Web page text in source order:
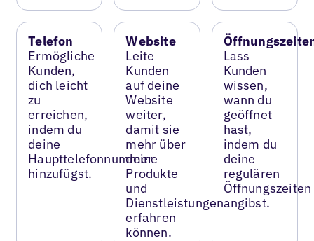
Telefon
Ermögliche
Kunden,
dich leicht
zu
erreichen,
indem du
deine
Haupttelefonnummer
hinzufügst.
Website
Leite
Kunden
auf deine
Website
weiter,
damit sie
mehr über
deine
Produkte
und
Dienstleistungen
erfahren
können.
Lass
Kunden
wissen,
wann du
geöffnet
hast,
indem du
deine
regulären
Öffnungszeiten
angibst.